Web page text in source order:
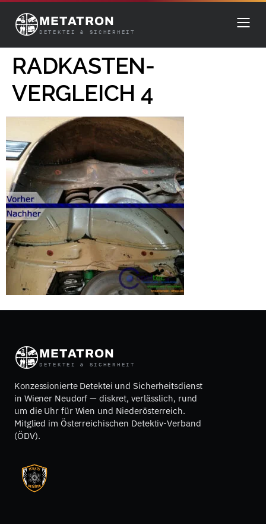
METATRON
DETEKTEI & SICHERHEIT
RADKASTEN-
VERGLEICH 4
METATRON
DETEKTEI & SICHERHEIT
Konzessionierte Detektei und Sicherheitsdienst
in Wiener Neudorf — diskret, verlässlich, rund
um die Uhr für Wien und Niederösterreich.
Mitglied im Österreichischen Detektiv-Verband
(ÖDV).